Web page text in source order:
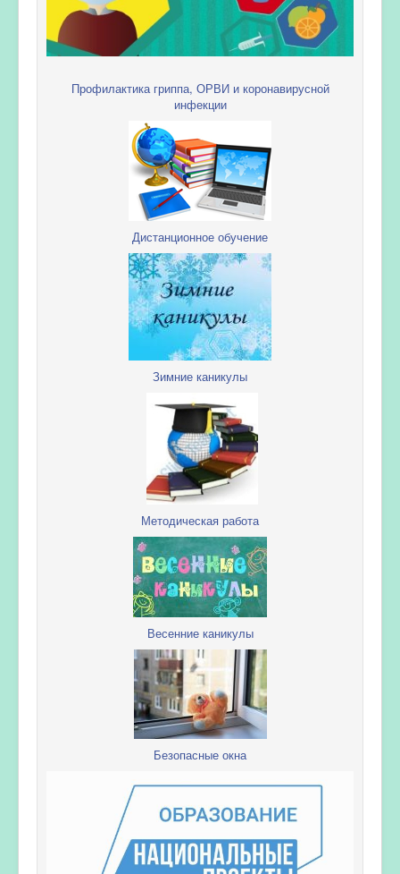
Профилактика гриппа, ОРВИ и коронавирусной
инфекции
Дистанционное обучение
Зимние каникулы
Методическая работа
Весенние каникулы
Безопасные окна